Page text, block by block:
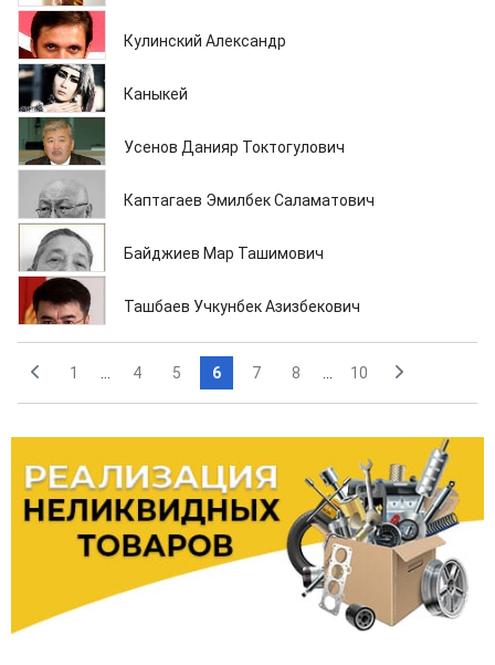
30.04.2013
Кулинский Александр
30.04.2013
Каныкей
30.04.2013
Усенов Данияр Токтогулович
Каптагаев Эмилбек Саламатович
30.04.2013
Байджиев Мар Ташимович
30.04.2013
Ташбаев Учкунбек Азизбекович
1 4 5 6 7 8 10